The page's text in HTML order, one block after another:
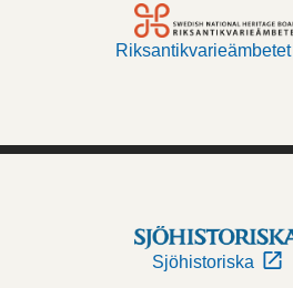
Riksantikvarieämbetet
Sjöhistoriska